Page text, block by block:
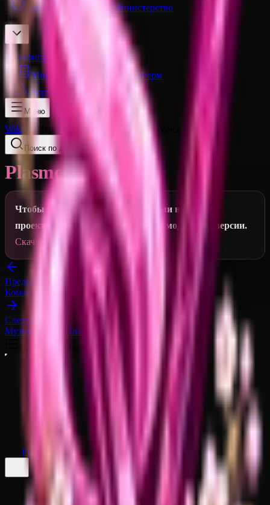
Администрация
Министерство
Прочее
Конфигурации Миров
Мир Построек
Мир Ферм
Сборка Модов
Меню
Wiki Игровые механики PlasmoVoice
Поиск по документации…
PlasmoVoice
Чтобы начать общаться с игроками на нашем
проекте, очень важно скачать сам мод Fabric-версии.
Скачать
Предыдущая
Команды
Следующая
Музыкальные Пластинки
PlasmoVoice